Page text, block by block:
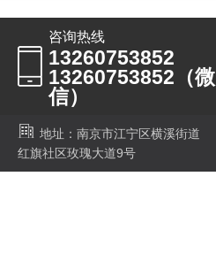
咨询热线
13260753852
13260753852（微
信）
地址：南京市江宁区横溪街道
红旗社区玫瑰大道9号